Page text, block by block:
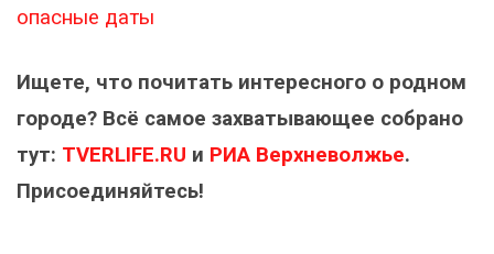
опасные даты
Ищете, что почитать интересного о родном
городе? Всё самое захватывающее собрано
тут: TVERLIFE.RU и РИА Верхневолжье.
Присоединяйтесь!